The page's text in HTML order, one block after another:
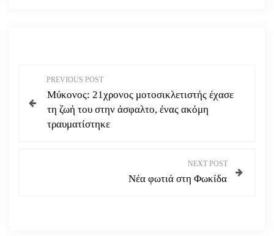
λ
PREVIOUS POST
Μύκονος: 21χρονος μοτοσικλετιστής έχασε
τη ζωή του στην άσφαλτο, ένας ακόμη
τραυματίστηκε
NEXT POST
Νέα φωτιά στη Φωκίδα